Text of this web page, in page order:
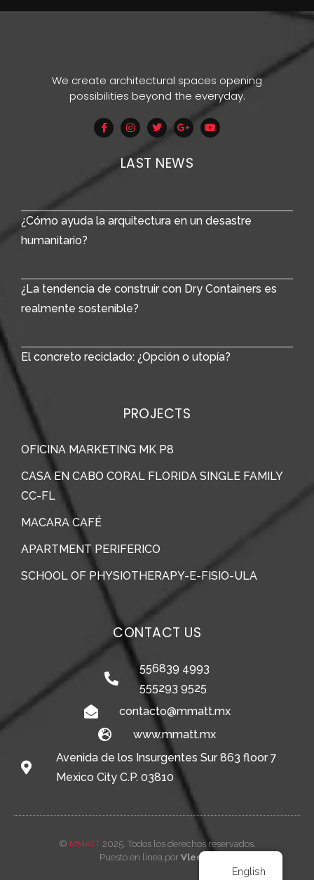
We create architectural spaces opening
possibilities beyond the everyday.
LAST NEWS
¿Cómo ayuda la arquitectura en un desastre
humanitario?
¿La tendencia de construir con Dry Containers es
realmente sostenible?
El concreto reciclado: ¿Opción o utopía?
PROJECTS
OFICINA MARKETING MK P8
CASA EN CABO CORAL FLORIDA SINGLE FAMILY
CC-FL
MACARA CAFÉ
APARTMENT PERIFERICO
SCHOOL OF PHYSIOTHERAPY-E-FISIO-ULA
CONTACT US
556839 4993
555293 9525
contacto@mmatt.mx
www.mmatt.mx
Avenida de los Insurgentes Sur 863 floor 7
Mexico City C.P. 03810
© MMATT2025. Todos los derechos reservados.
Puesto en línea por Vleeko
English